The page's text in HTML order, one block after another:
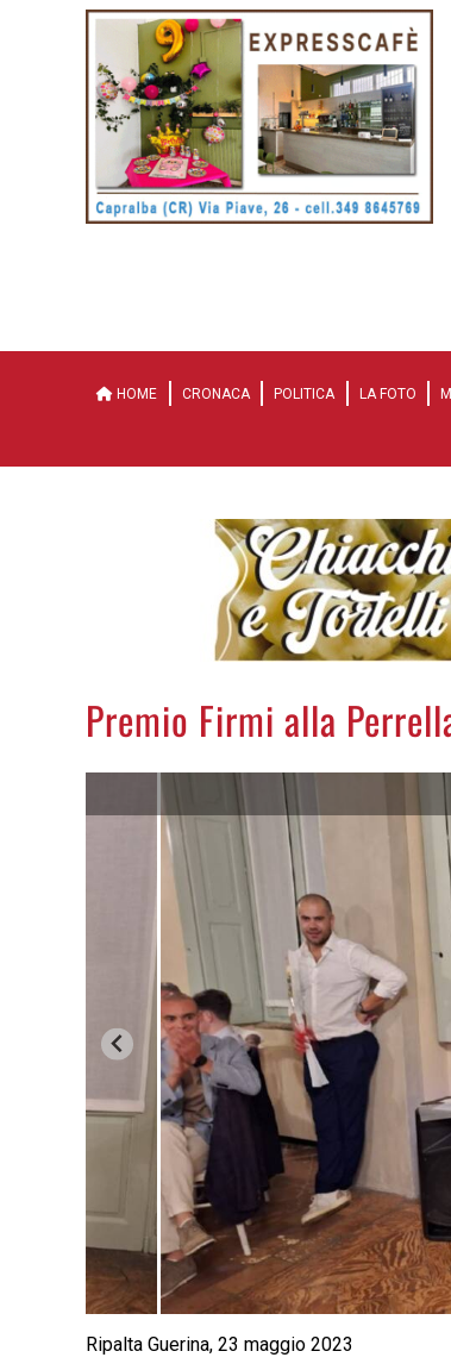
HOME CRONACA POLITICA LA FOTO
Premio Firmi alla
Ripalta Guerina, 23 maggio 2023